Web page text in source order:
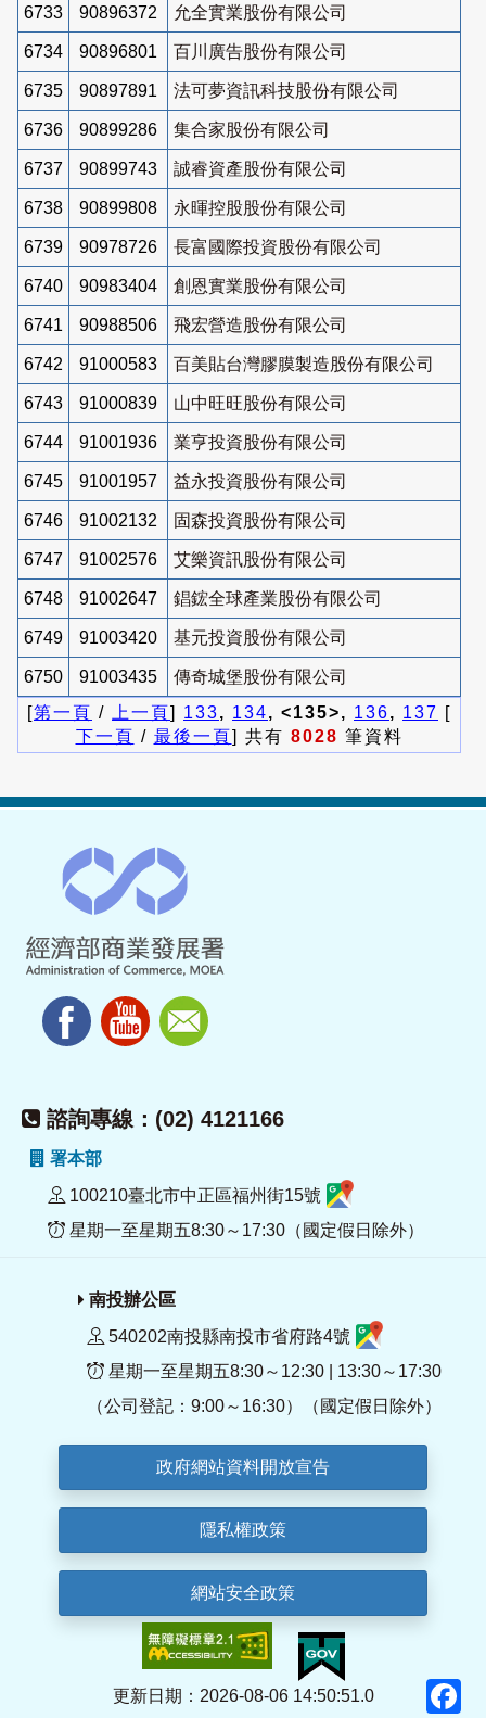
6733 90896372 允全實業股份有限公司
6734 90896801 百川廣告股份有限公司
6735 90897891 法可夢資訊科技股份有限公司
6736 90899286 集合家股份有限公司
6737 90899743 誠睿資產股份有限公司
6738 90899808 永暉控股股份有限公司
6739 90978726 長富國際投資股份有限公司
6740 90983404 創恩實業股份有限公司
6741 90988506 飛宏營造股份有限公司
6742 91000583 百美貼台灣膠膜製造股份有限公司
6743 91000839 山中旺旺股份有限公司
6744 91001936 業亨投資股份有限公司
6745 91001957 益永投資股份有限公司
6746 91002132 固森投資股份有限公司
6747 91002576 艾樂資訊股份有限公司
6748 91002647 錩鋐全球產業股份有限公司
6749 91003420 基元投資股份有限公司
6750 91003435
傳奇城堡股份有限公司
[第一頁 / 上一頁] 133, 134, <135>, 136, 137 [
下一頁 / 最後一頁] 共有 8028 筆資料
諮詢專線：(02) 4121166
署本部
100210臺北市中正區福州街15號
星期一至星期五8:30～17:30（國定假日除外）
南投辦公區
540202南投縣南投市省府路4號
星期一至星期五8:30～12:30 | 13:30～17:30
（公司登記：9:00～16:30）（國定假日除外）
政府網站資料開放宣告
隱私權政策
網站安全政策
更新日期：2026-08-06 14:50:51.0